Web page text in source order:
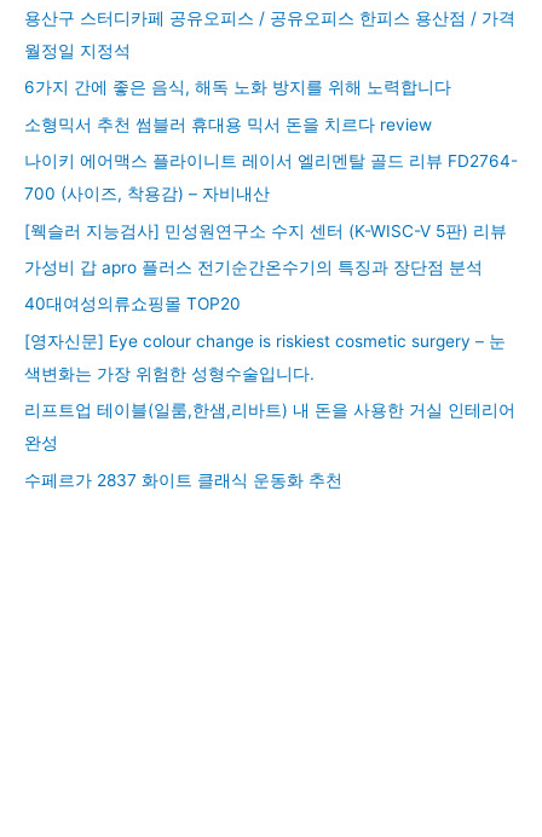
용산구 스터디카페 공유오피스 / 공유오피스 한피스 용산점 / 가격
월정일 지정석
6가지 간에 좋은 음식, 해독 노화 방지를 위해 노력합니다
소형믹서 추천 썸블러 휴대용 믹서 돈을 치르다 review
나이키 에어맥스 플라이니트 레이서 엘리멘탈 골드 리뷰 FD2764-
700 (사이즈, 착용감) – 자비내산
[웩슬러 지능검사] 민성원연구소 수지 센터 (K-WISC-V 5판) 리뷰
가성비 갑 apro 플러스 전기순간온수기의 특징과 장단점 분석
40대여성의류쇼핑몰 TOP20
[영자신문] Eye colour change is riskiest cosmetic surgery – 눈
색변화는 가장 위험한 성형수술입니다.
리프트업 테이블(일룸,한샘,리바트) 내 돈을 사용한 거실 인테리어
완성
수페르가 2837 화이트 클래식 운동화 추천